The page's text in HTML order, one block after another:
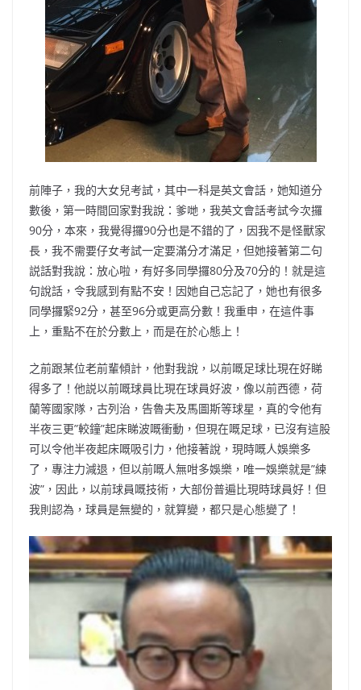
前陣子，我的大女兒考試，其中一科是英文會話，她知道分
數後，第一時間回家對我說：爹哋，我英文會話考試今次攞
90分，本來，我覺得攞90分也是不錯的了，因我不是怪獸家
長，我不需要仔女考試一定要滿分才滿足，但她接著第二句
説話對我說：放心啦，有好多同學攞80分及70分的！就是這
句說話，令我感到有點不安！因她自己忘記了，她也有很多
同學攞緊92分，甚至96分或更高分數！我重申，在這件事
上，重點不在於分數上，而是在於心態上！
之前跟某位老前輩傾計，他對我說，以前嘅足球比現在好睇
得多了！他説以前嘅球員比現在球員好波，像以前西德，荷
蘭等國家隊，古列治，告魯夫及馬圖斯等球星，真的令他有
半夜三更”較鐘”起床睇波嘅衝動，但現在嘅足球，已沒有這股
可以令他半夜起床嘅吸引力，他接著說，現時嘅人娛樂多
了，專注力減退，但以前嘅人無咁多娛樂，唯一娛樂就是”練
波”，因此，以前球員嘅技術，大部份普遍比現時球員好！但
我則認為，球員是無變的，就算變，都只是心態變了！